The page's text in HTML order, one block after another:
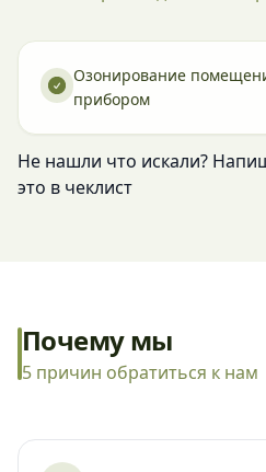
Озонирование
прибором
Не нашли что искали?
это в чеклист
Почему мы
5 причин обратиться к нам